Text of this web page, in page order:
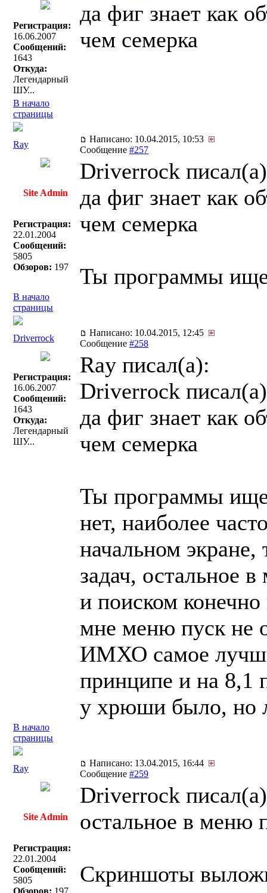
Регистрация:
16.06.2007
Сообщений:
1643
Откуда:
Легендарный
ШУ...
да фиг знает как
чем семерка
В начало
страницы
Ray
Написано: 10.04.2015, 10:53
Сообщение #257
Site Admin
Регистрация:
22.01.2004
Сообщений:
5805
Обзоров: 197
Driverrock
да фиг знает как
чем семерка
Ты программы
В начало
страницы
Driverrock
Написано: 10.04.2015, 12:45
Сообщение #258
Регистрация:
16.06.2007
Сообщений:
1643
Откуда:
Легендарный
ШУ...
Ray писал(a):
Driverrock
да фиг знает как
чем семерка
Ты программы
нет, наиболее
начальном
задач, остальное
и поиском конечно
мне меню пуск не
ИМХО самое
принципе и на 8,1
у хрюши было, но
В начало
страницы
Ray
Написано: 13.04.2015, 16:44
Сообщение #259
Site Admin
Регистрация:
22.01.2004
Сообщений:
5805
Обзоров: 197
Driverrock
остальное в меню
Скриншоты